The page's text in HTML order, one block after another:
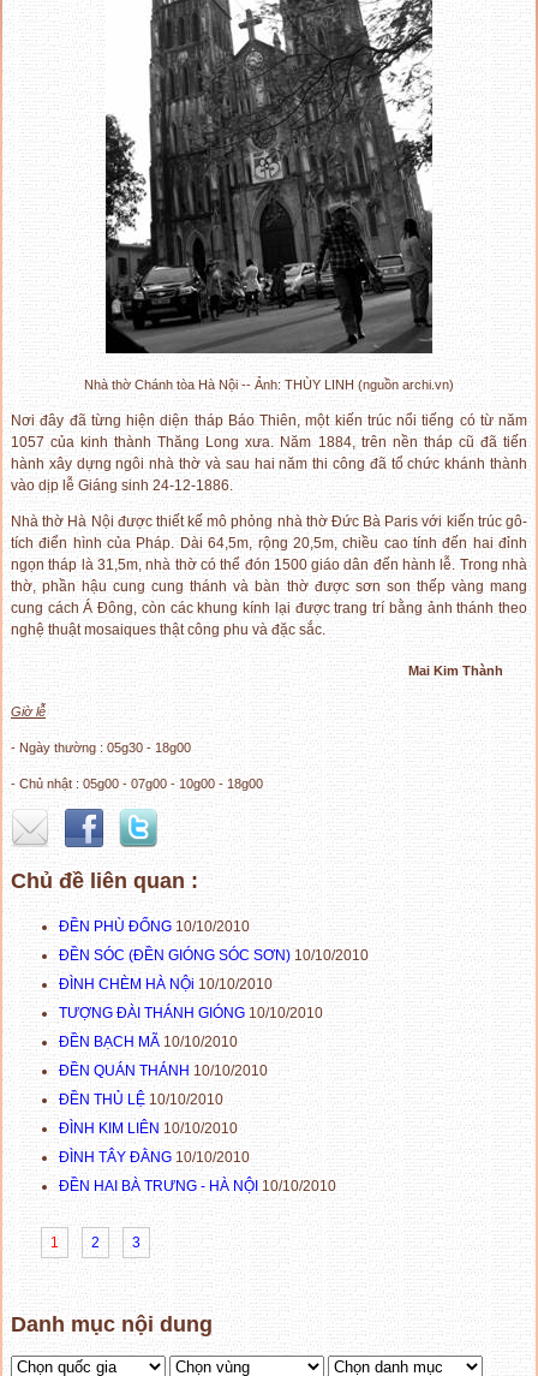
Nhà thờ Chánh tòa Hà Nội -- Ảnh: THÙY LINH (nguồn archi.vn)
Nơi đây đã từng hiện diện tháp Báo Thiên, một kiến trúc nổi tiếng có từ năm
1057 của kinh thành Thăng Long xưa. Năm 1884, trên nền tháp cũ đã tiến
hành xây dựng ngôi nhà thờ và sau hai năm thi công đã tổ chức khánh thành
vào dịp lễ Giáng sinh 24-12-1886.
Nhà thờ Hà Nội được thiết kế mô phỏng nhà thờ Đức Bà Paris với kiến trúc gô-
tích điển hình của Pháp. Dài 64,5m, rộng 20,5m, chiều cao tính đến hai đỉnh
ngọn tháp là 31,5m, nhà thờ có thể đón 1500 giáo dân đến hành lễ. Trong nhà
thờ, phần hậu cung cung thánh và bàn thờ được sơn son thếp vàng mang
cung cách Á Đông, còn các khung kính lại được trang trí bằng ảnh thánh theo
nghệ thuật mosaiques thật công phu và đặc sắc.
Mai Kim Thành
Giờ lễ
- Ngày thường : 05g30 - 18g00
- Chủ nhật : 05g00 - 07g00 - 10g00 - 18g00
Chủ đề liên quan :
ĐỀN PHÙ ĐỔNG 10/10/2010
ĐỀN SÓC (ĐỀN GIÓNG SÓC SƠN) 10/10/2010
ĐÌNH CHÈM HÀ NỘi 10/10/2010
TƯỢNG ĐÀI THÁNH GIÓNG 10/10/2010
ĐỀN BẠCH MÃ 10/10/2010
ĐỀN QUÁN THÁNH10/10/2010
ĐỀN THỦ LỆ 10/10/2010
ĐÌNH KIM LIÊN 10/10/2010
ĐÌNH TÂY ĐẰNG 10/10/2010
ĐỀN HAI BÀ TRƯNG - HÀ NỘI 10/10/2010
1 2 3
Danh mục nội dung